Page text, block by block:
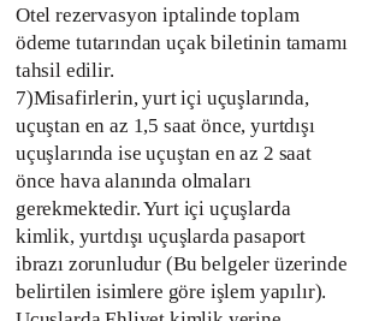
Otel rezervasyon iptalinde toplam
ödeme tutarından uçak biletinin tamamı
tahsil edilir.
7)Misafirlerin, yurt içi uçuşlarında,
uçuştan en az 1,5 saat önce, yurtdışı
uçuşlarında ise uçuştan en az 2 saat
önce hava alanında olmaları
gerekmektedir. Yurt içi uçuşlarda
kimlik, yurtdışı uçuşlarda pasaport
ibrazı zorunludur (Bu belgeler üzerinde
belirtilen isimlere göre işlem yapılır).